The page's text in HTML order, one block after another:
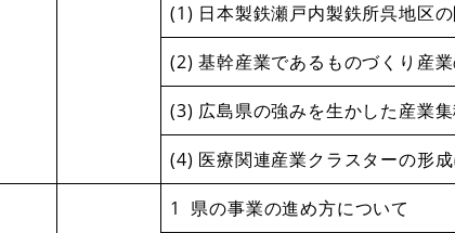
(1) 日本製鉄瀬戸内製鉄所呉地区
(2) 基幹産業であるものづくり産
(3) 広島県の強みを生かした産業
(4) 医療関連産業クラスターの形
1 県の事業の進め方について